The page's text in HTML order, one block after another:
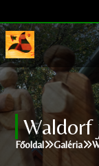
Főoldal
Galéria
Megvásárolható
Waldorf
Főoldal Galéria